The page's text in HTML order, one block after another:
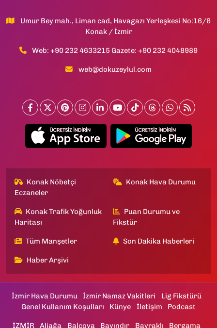
Umur Bey mah., Liman cad, Havagazı Yerleşkesi No:16/6
Konak / İzmir
Web: +90 232 4633215 Gazete: +90 232 4048989
web@dokuzeylul.com
Konak Nöbetçi
Eczaneler
Konak Hava Durumu
Konak Trafik Yoğunluk
Haritası
Puan Durumu ve
Fikstür
Tüm Manşetler Son Dakika Haberleri
Haber Arşivi
İzmir Hava Durumu İzmir Namaz Vakitleri
Lig Fikstürü
Genel Kullanım Koşulları
Künye İletişim Podcast
İZMİR Aliağa Balçova Bayındır Bayraklı Bergama